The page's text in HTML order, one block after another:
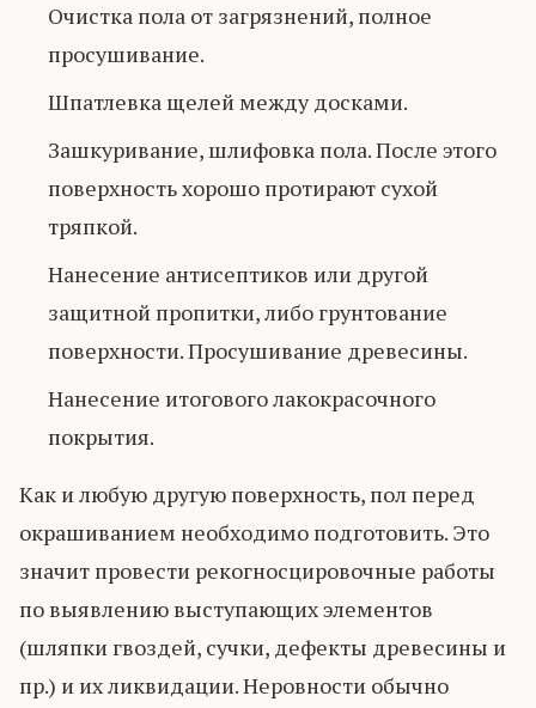
Очистка пола от загрязнений, полное
просушивание.
Шпатлевка щелей между досками.
Зашкуривание, шлифовка пола. После этого
поверхность хорошо протирают сухой
тряпкой.
Нанесение антисептиков или другой
защитной пропитки, либо грунтование
поверхности. Просушивание древесины.
Нанесение итогового лакокрасочного
покрытия.
Как и любую другую поверхность, пол перед
окрашиванием необходимо подготовить. Это
значит провести рекогносцировочные работы
по выявлению выступающих элементов
(шляпки гвоздей, сучки, дефекты древесины и
пр.) и их ликвидации. Неровности обычно